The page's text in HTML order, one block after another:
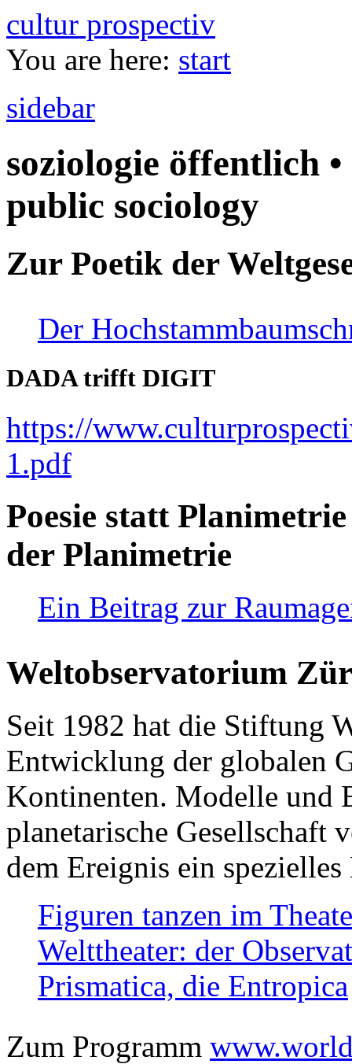
cultur prospectiv
You are here: start
sidebar
soziologie öffentlich
public sociology
Zur Poetik der
Der
DADA trifft DIGIT
https://
1.pdf
Poesie statt
der Planimetrie
Ein Beitrag zur
Weltobservatorium
Seit 1982 hat die Stiftung
Entwicklung der globalen
Kontinenten. Modelle und
planetarische Gesellschaft
dem Ereignis ein
Figuren tanzen im
Welttheater: der
Prismatica, die Entropica
Zum Programm